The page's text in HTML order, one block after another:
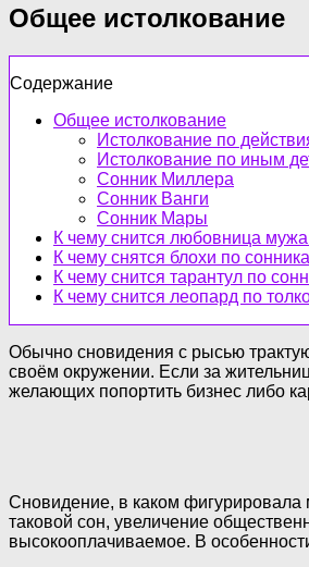
Общее истолкование
Содержание
Общее истолкование
Истолкование по
Истолкование по иным
Сонник Миллера
Сонник Ванги
Сонник Мары
К чему снится любовница
К чему снятся блохи по
К чему снится тарантул по
К чему снится леопард по
Обычно сновидения с рысью
своём окружении. Если за
желающих попортить бизнес либо
Сновидение, в каком
таковой сон, увеличение
высокооплачиваемое. В